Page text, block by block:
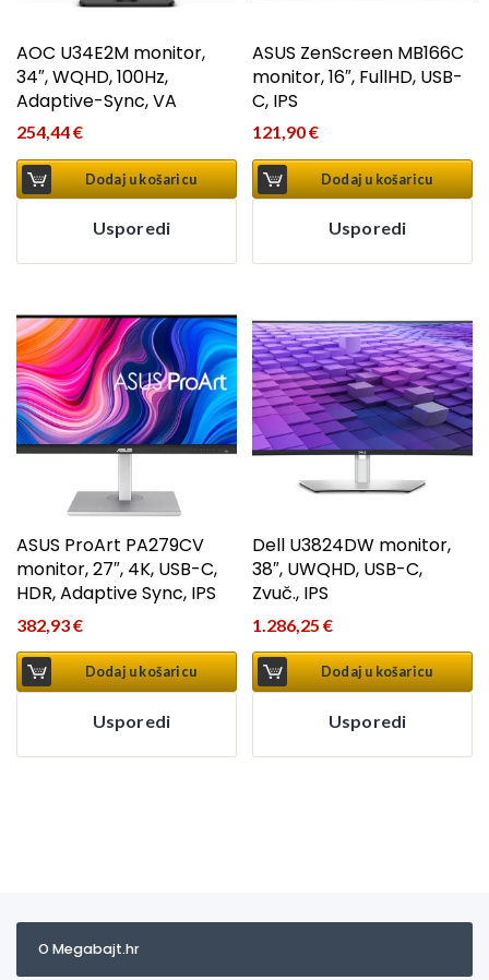
AOC U34E2M monitor,
34″, WQHD, 100Hz,
Adaptive-Sync, VA
254,44€
Dodaj u košaricu
Usporedi
ASUS ZenScreen MB166C
monitor, 16″, FullHD, USB-
C, IPS
121,90€
Dodaj u košaricu
Usporedi
ASUS ProArt PA279CV
monitor, 27″, 4K, USB-C,
HDR, Adaptive Sync, IPS
382,93€
Dodaj u košaricu
Usporedi
Dell U3824DW monitor,
38″, UWQHD, USB-C,
Zvuč., IPS
1.286,25€
Dodaj u košaricu
Usporedi
O Megabajt.hr